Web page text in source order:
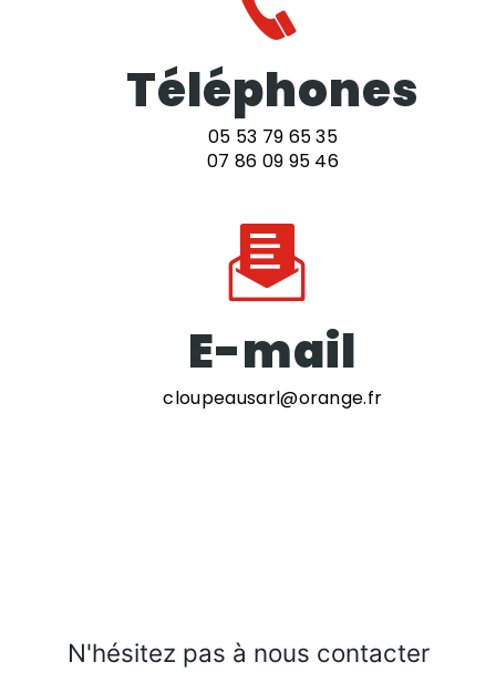
Téléphones
05 53 79 65 35
07 86 09 95 46
E-mail
cloupeausarl@orange.fr
N'hésitez pas à nous contacter